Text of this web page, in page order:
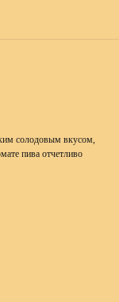
солодовым вкусом,
пива отчетливо